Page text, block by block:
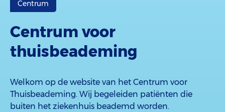
Centrum
Centrum voor
thuisbeademing
Welkom op de website van het Centrum voor
Thuisbeademing. Wij begeleiden patiënten die
buiten het ziekenhuis beademd worden.